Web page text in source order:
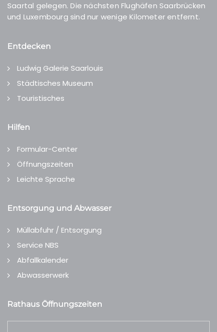
Saartal gelegen. Die nächsten Flughäfen Saarbrücken
und Luxembourg sind nur wenige Kilometer entfernt.
Entdecken
Ludwig Galerie Saarlouis
Städtisches Museum
Touristisches
Hilfen
Formular-Center
Öffnungszeiten
Leichte Sprache
Entsorgung und Abwasser
Müllabfuhr / Entsorgung
Service NBS
Abfallkalender
Abwasserwerk
Rathaus Öffnungszeiten